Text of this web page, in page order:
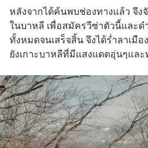
หลังจากได้ค้นพบช่องทางแล้ว จึงจั
ในบาหลี เพื่อสมัครวีซ่าตัวนี้และด
ทั้งหมดจนเสร็จสิ้น จึงได้ร่ำลาเมื
ยังเกาะบาหลีที่มีแสงแดดอุ่นๆและ